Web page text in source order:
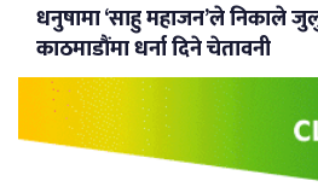
धनुषामा ‘साहु महाजन’ले निकाले
काठमाडौंमा धर्ना दिने चेतावनी